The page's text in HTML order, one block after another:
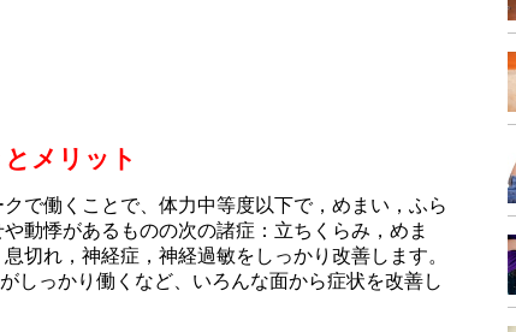
メリット
で働くことで、体力中等度以下で，めまい，ふら
動悸があるものの次の諸症：立ちくらみ，めま
切れ，神経症，神経過敏をしっかり改善します。
しっかり働くなど、いろんな面から症状を改善し